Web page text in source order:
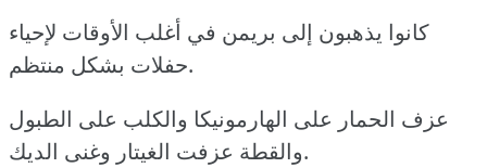
كانوا يذهبون إلى بريمن في أغلب الأوقات لإحياء
حفلات بشكل منتظم.
عزف الحمار على الهارمونيكا والكلب على الطبول
والقطة عزفت الغيتار وغنى الديك.